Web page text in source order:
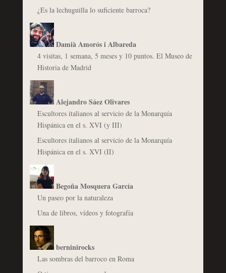
¿Es la lechuguilla lo suficiente barroca?
Damià Amorós i Albareda
4 visitas, 1 semana, 5 meses y 10 puntos. El Museo de
Historia de Madrid
Alejandro Sáez Olivares
Escultores italianos al servicio de la Monarquía
Hispánica en el s. XVI (y III)
Escultores italianos al servicio de la Monarquía
Hispánica en el s. XVI (II)
Begoña Mosquera García
Un paseo por la naturaleza
Una de libros, vídeos y fotografía
berninirocks
Las sombras del barroco en Roma